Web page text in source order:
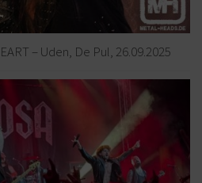
– Uden, De Pul, 26.09.2025